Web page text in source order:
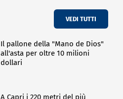
VEDI TUTTI
Il pallone della "Mano de Dios"
all'asta per oltre 10 milioni
dollari
A Capri i 220 metri del più